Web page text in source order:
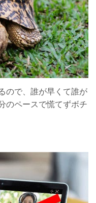
ので、誰が早くて誰が
のペースで慌てずボチ